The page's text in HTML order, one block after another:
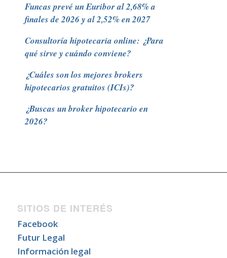
Funcas prevé un Euribor al 2,68% a
finales de 2026 y al 2,52% en 2027
Consultoría hipotecaria online: ¿Para
qué sirve y cuándo conviene?
¿Cuáles son los mejores brokers
hipotecarios gratuitos (ICIs)?
¿Buscas un broker hipotecario en
2026?
SITIOS DE INTERÉS
Facebook
Futur Legal
Información legal